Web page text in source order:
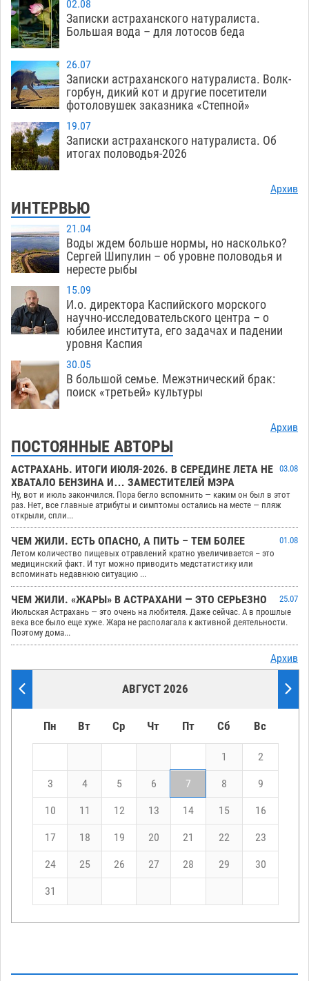
02.08
Записки астраханского натуралиста.
Большая вода – для лотосов беда
26.07
Записки астраханского натуралиста. Волк-
горбун, дикий кот и другие посетители
фотоловушек заказника «Степной»
19.07
Записки астраханского натуралиста. Об
итогах половодья-2026
Архив
ИНТЕРВЬЮ
21.04
Воды ждем больше нормы, но насколько?
Сергей Шипулин – об уровне половодья и
нересте рыбы
15.09
И.о. директора Каспийского морского
научно-исследовательского центра – о
юбилее института, его задачах и падении
уровня Каспия
30.05
В большой семье. Межэтнический брак:
поиск «третьей» культуры
Архив
ПОСТОЯННЫЕ АВТОРЫ
АСТРАХАНЬ. ИТОГИ ИЮЛЯ-2026. В СЕРЕДИНЕ ЛЕТА НЕ
ХВАТАЛО БЕНЗИНА И… ЗАМЕСТИТЕЛЕЙ МЭРА
03.08
Ну, вот и июль закончился. Пора бегло вспомнить — каким он был в этот
раз. Нет, все главные атрибуты и симптомы остались на месте — пляж
открыли, спли...
ЧЕМ ЖИЛИ. ЕСТЬ ОПАСНО, А ПИТЬ – ТЕМ БОЛЕЕ
01.08
Летом количество пищевых отравлений кратно увеличивается – это
медицинский факт. И тут можно приводить медстатистику или
вспоминать недавнюю ситуацию ...
ЧЕМ ЖИЛИ. «ЖАРЫ» В АСТРАХАНИ — ЭТО СЕРЬЕЗНО
25.07
Июльская Астрахань — это очень на любителя. Даже сейчас. А в прошлые
века все было еще хуже. Жара не располагала к активной деятельности.
Поэтому дома...
Архив
АВГУСТ 2026
Пн Вт Ср Чт Пт Сб Вс
1 2
3 4 5 6 7 8 9
10 11 12 13 14 15 16
17 18 19 20 21 22 23
24 25 26 27 28 29 30
31